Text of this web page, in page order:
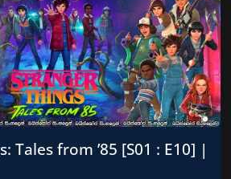
Tales from ’85 [S01 : E10] |